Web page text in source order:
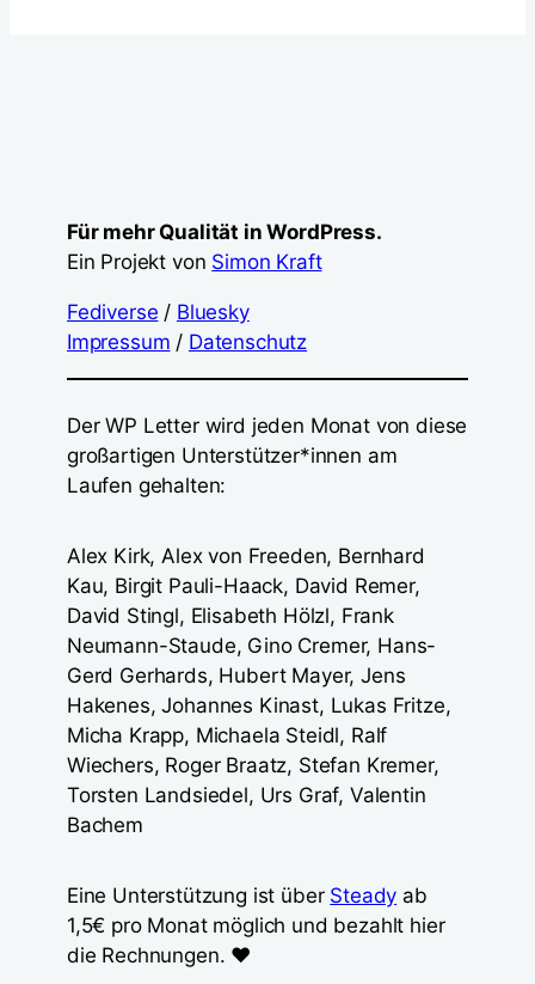
Für mehr Qualität in WordPress.
Ein Projekt von Simon Kraft
Fediverse / Bluesky
Impressum / Datenschutz
Der WP Letter wird jeden Monat von diese
großartigen Unterstützer*innen am
Laufen gehalten:
Alex Kirk, Alex von Freeden, Bernhard
Kau, Birgit Pauli-Haack, David Remer,
David Stingl, Elisabeth Hölzl, Frank
Neumann-Staude, Gino Cremer, Hans-
Gerd Gerhards, Hubert Mayer, Jens
Hakenes, Johannes Kinast, Lukas Fritze,
Micha Krapp, Michaela Steidl, Ralf
Wiechers, Roger Braatz, Stefan Kremer,
Torsten Landsiedel, Urs Graf, Valentin
Bachem
Eine Unterstützung ist über Steady ab
1,5€ pro Monat möglich und bezahlt hier
die Rechnungen. ❤️